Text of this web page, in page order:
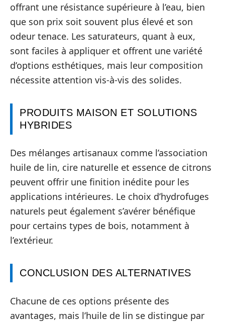
offrant une résistance supérieure à l’eau, bien
que son prix soit souvent plus élevé et son
odeur tenace. Les saturateurs, quant à eux,
sont faciles à appliquer et offrent une variété
d’options esthétiques, mais leur composition
nécessite attention vis-à-vis des solides.
PRODUITS MAISON ET SOLUTIONS
HYBRIDES
Des mélanges artisanaux comme l’association
huile de lin, cire naturelle et essence de citrons
peuvent offrir une finition inédite pour les
applications intérieures. Le choix d’hydrofuges
naturels peut également s’avérer bénéfique
pour certains types de bois, notamment à
l’extérieur.
CONCLUSION DES ALTERNATIVES
Chacune de ces options présente des
avantages, mais l’huile de lin se distingue par